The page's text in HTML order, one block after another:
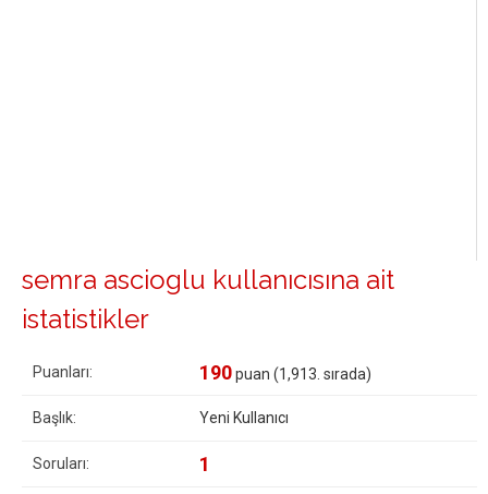
semra ascioglu kullanıcısına ait
istatistikler
Puanları: 190puan (1,913 . sırada)
Başlık: Yeni Kullanıcı
Soruları: 1